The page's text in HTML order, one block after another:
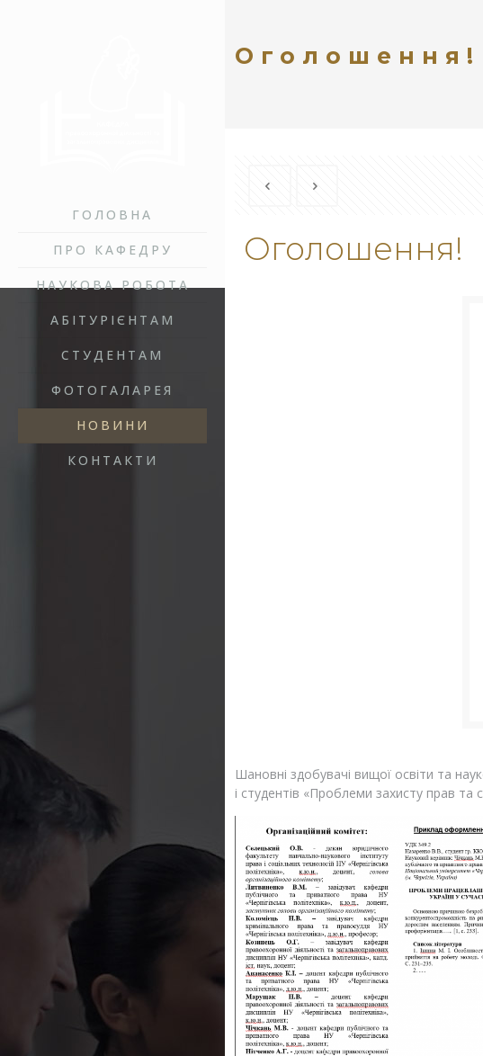
ГОЛОВНА
ПРО КАФЕДРУ
НАУКОВА РОБОТА
АБІТУРІЄНТАМ
СТУДЕНТАМ
ФОТОГАЛАРЕЯ
НОВИНИ
КОНТАКТИ
Оголошення!
Оголошення!
Шановні здобувачі вищої освіти та
і студентів «Проблеми захисту прав